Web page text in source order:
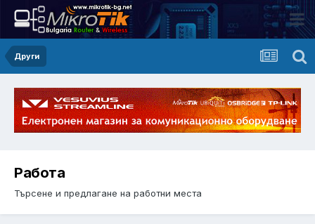
Други
Работа
Търсене и предлагане на работни места